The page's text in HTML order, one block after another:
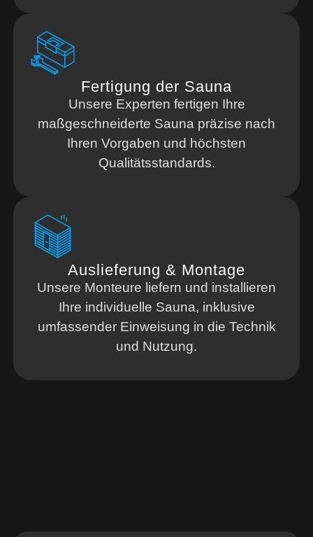
Fertigung der Sauna
Unsere Experten fertigen Ihre
maßgeschneiderte Sauna präzise nach
Ihren Vorgaben und höchsten
Qualitätsstandards.
Auslieferung & Montage
Unsere Monteure liefern und installieren
Ihre individuelle Sauna, inklusive
umfassender Einweisung in die Technik
und Nutzung.